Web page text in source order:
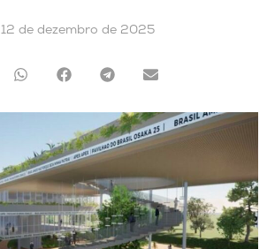
12 de dezembro de 2025